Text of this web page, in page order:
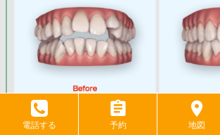
電話する 予約 地図